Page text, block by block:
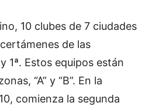
10 clubes de 7 ciudades
de las
1ª. Estos equipos están
“A” y “B”. En la
comienza la segunda